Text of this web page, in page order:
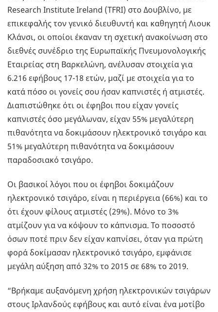
Research Institute Ireland (TFRI) στο Δουβλίνο, με
επικεφαλής τον γενικό διευθυντή και καθηγητή Λιουκ
Κλάνσι, οι οποίοι έκαναν τη σχετική ανακοίνωση στο
διεθνές συνέδριο της Ευρωπαϊκής Πνευμονολογικής
Εταιρείας στη Βαρκελώνη, ανέλυσαν στοιχεία για
6.216 εφήβους 17-18 ετών, μαζί με στοιχεία για το
κατά πόσο οι γονείς σου ήσαν καπνιστές ή ατμιστές.
Διαπιστώθηκε ότι οι έφηβοι που είχαν γονείς
καπνιστές όσο μεγάλωναν, είχαν 55% μεγαλύτερη
πιθανότητα να δοκιμάσουν ηλεκτρονικό τσιγάρο και
51% μεγαλύτερη πιθανότητα να δοκιμάσουν
παραδοσιακό τσιγάρο.
Οι βασικοί λόγοι που οι έφηβοι δοκιμάζουν
ηλεκτρονικό τσιγάρο, είναι η περιέργεια (66%) και το
ότι έχουν φίλους ατμιστές (29%). Μόνο το 3%
ατμίζουν για να κόψουν το κάπνισμα. Το ποσοστό
όσων ποτέ πριν δεν είχαν καπνίσει, όταν για πρώτη
φορά δοκίμασαν ηλεκτρονικό τσιγάρο, εμφάνισε
μεγάλη αύξηση από 32% το 2015 σε 68% το 2019.
“Βρήκαμε αυξανόμενη χρήση ηλεκτρονικών τσιγάρων
στους Ιρλανδούς εφήβους και αυτό είναι ένα μοτίβο